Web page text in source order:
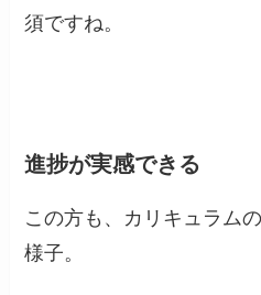
須ですね。
進捗が実感できる
この方も、カリキュラム
様子。